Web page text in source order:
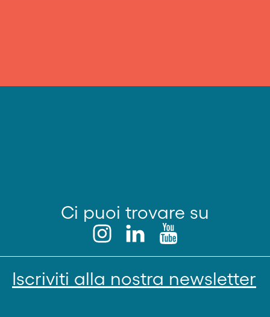
Ci puoi trovare su
Iscriviti alla nostra newsletter